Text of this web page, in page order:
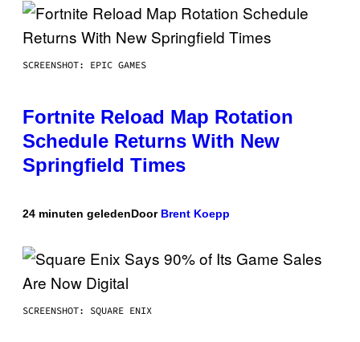
SCREENSHOT: EPIC GAMES
Fortnite Reload Map Rotation
Schedule Returns With New
Springfield Times
24 minuten geledenDoor Brent Koepp
SCREENSHOT: SQUARE ENIX